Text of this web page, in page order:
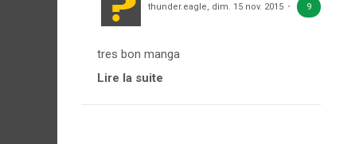
thunder.eagle, dim. 15 nov. 2015 9
tres bon manga
Lire la suite